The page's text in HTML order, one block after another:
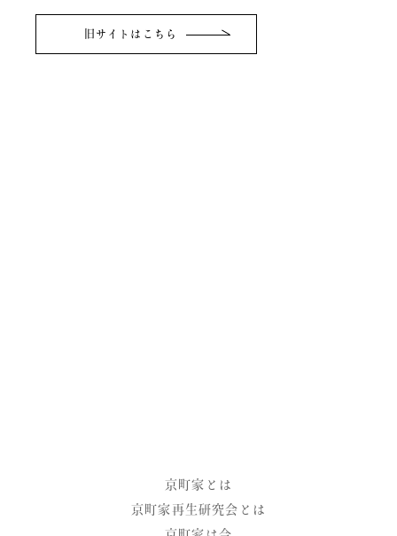
旧サイトはこちら
京町家とは
京町家再生研究会とは